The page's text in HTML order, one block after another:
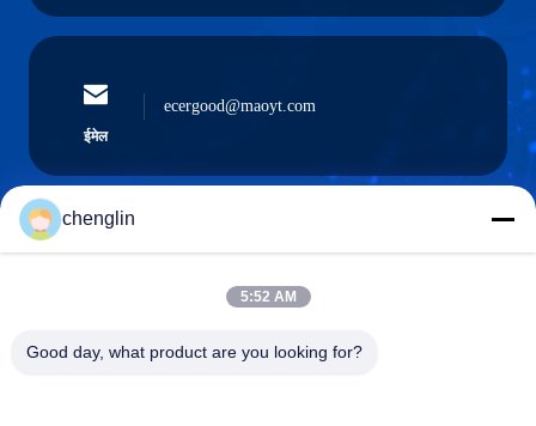
ईमेल
ecergood@maoyt.com
chenglin
5:52 AM
Good day, what product are you looking for?